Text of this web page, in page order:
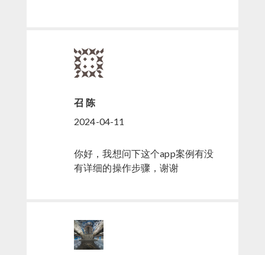
召 陈
2024-04-11
你好，我想问下这个app案例有没
有详细的操作步骤，谢谢